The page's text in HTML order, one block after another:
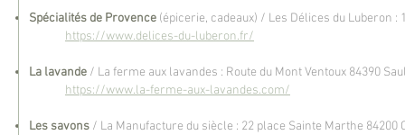
Spécialités de Provence (épicerie, cadeaux) / Les Délices du Luberon :
https://www.delices-du-luberon.fr/
La lavande / La ferme aux lavandes : Route du Mont Ventoux 84390
https://www.la-ferme-aux-lavandes.com/
Les savons / La Manufacture du siècle : 22 place Sainte Marthe 84200